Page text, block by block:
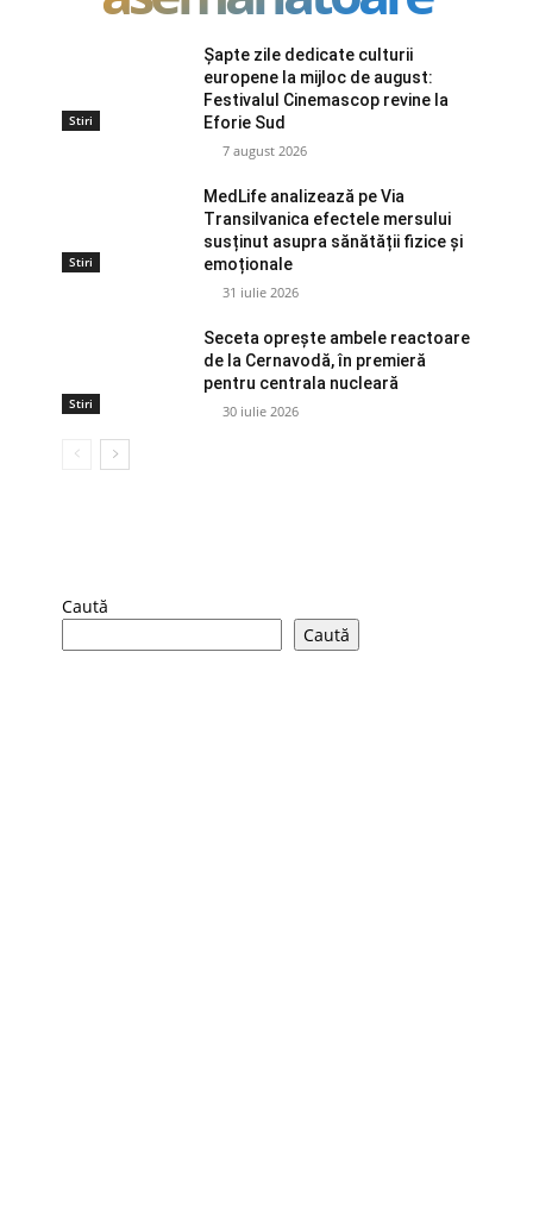
Stiri
Șapte zile dedicate culturii
europene la mijloc de august:
Festivalul Cinemascop revine la
Eforie Sud
7 august 2026
Stiri
MedLife analizează pe Via
Transilvanica efectele mersului
susținut asupra sănătății fizice și
emoționale
31 iulie 2026
Stiri
Seceta oprește ambele reactoare
de la Cernavodă, în premieră
pentru centrala nucleară
30 iulie 2026
Caută
Caută